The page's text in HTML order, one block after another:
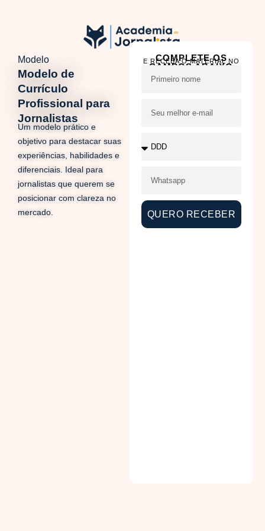
Modelo
Modelo de
Currículo
Profissional para
Jornalistas
Um modelo prático e
objetivo para destacar suas
experiências, habilidades e
diferenciais. Ideal para
jornalistas que querem se
posicionar com clareza no
mercado.
COMPLETE OS
CAMPOS ABAIXO
E RECEBA O MATERIAL NO
SEU WHATSAPP
QUERO RECEBER